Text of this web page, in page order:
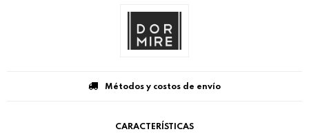
Métodos y costos de envío
CARACTERÍSTICAS